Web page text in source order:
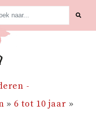
-
» 6 tot 10 jaar »